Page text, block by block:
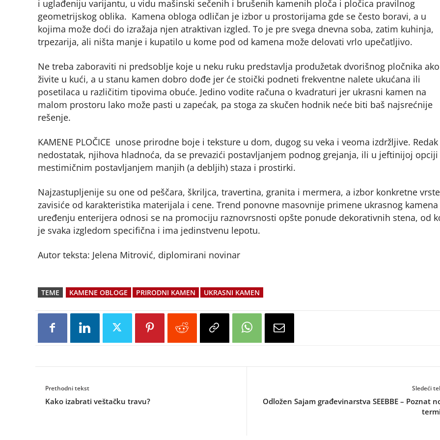
i uglađeniju varijantu, u vidu mašinski sečenih i brušenih kamenih ploča i pločica pravilnog
geometrijskog oblika. Kamena obloga odličan je izbor u prostorijama gde se često boravi, a u
kojima može doći do izražaja njen atraktivan izgled. To je pre svega dnevna soba, zatim kuhinja,
trpezarija, ali ništa manje i kupatilo u kome pod od kamena može delovati vrlo upečatljivo.
Ne treba zaboraviti ni predsoblje koje u neku ruku predstavlja produžetak dvorišnog pločnika ako
živite u kući, a u stanu kamen dobro dođe jer će stoički podneti frekventne nalete ukućana ili
posetilaca u različitim tipovima obuće. Jedino vodite računa o kvadraturi jer ukrasni kamen na
malom prostoru lako može pasti u zapećak, pa stoga za skučen hodnik neće biti baš najsrećnije
rešenje.
KAMENE PLOČICE unose prirodne boje i teksture u dom, dugog su veka i veoma izdržljive. Redak
nedostatak, njihova hladnoća, da se prevazići postavljanjem podnog grejanja, ili u jeftinijoj opciji
mestimičnim postavljanjem manjih (a debljih) staza i prostirki.
Najzastupljenije su one od peščara, škriljca, travertina, granita i mermera, a izbor konkretne vrste
zavisiće od karakteristika materijala i cene. Trend ponovne masovnije primene ukrasnog kamena
uređenju enterijera odnosi se na promociju raznovrsnosti opšte ponude dekorativnih stena, od
je svaka izgledom specifična i ima jedinstvenu lepotu.
Autor teksta: Jelena Mitrović, diplomirani novinar
TEME KAMENE OBLOGE PRIRODNI KAMEN UKRASNI KAMEN
Prethodni tekst
Kako izabrati veštačku travu?
Sledeći
Odložen Sajam građevinarstva SEEBBE – Poznat